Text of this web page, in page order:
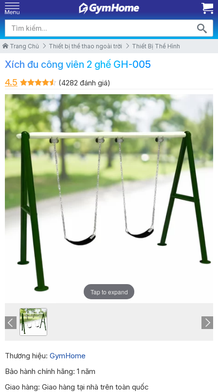
Trang Chủ Thiết bị thể thao ngoài trời Thiết Bị Thể Hình
Xích đu công viên 2 ghế GH-005
4.5 (4282 đánh giá)
Tap to expand
Thương hiệu: GymHome
Bảo hành chính hãng: 1 năm
Giao hàng: Giao hàng tại nhà trên toàn quốc